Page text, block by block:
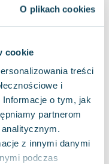
O plikach cookies
cookie
treści
i
o tym, jak
partnerom
z innymi danymi
podczas